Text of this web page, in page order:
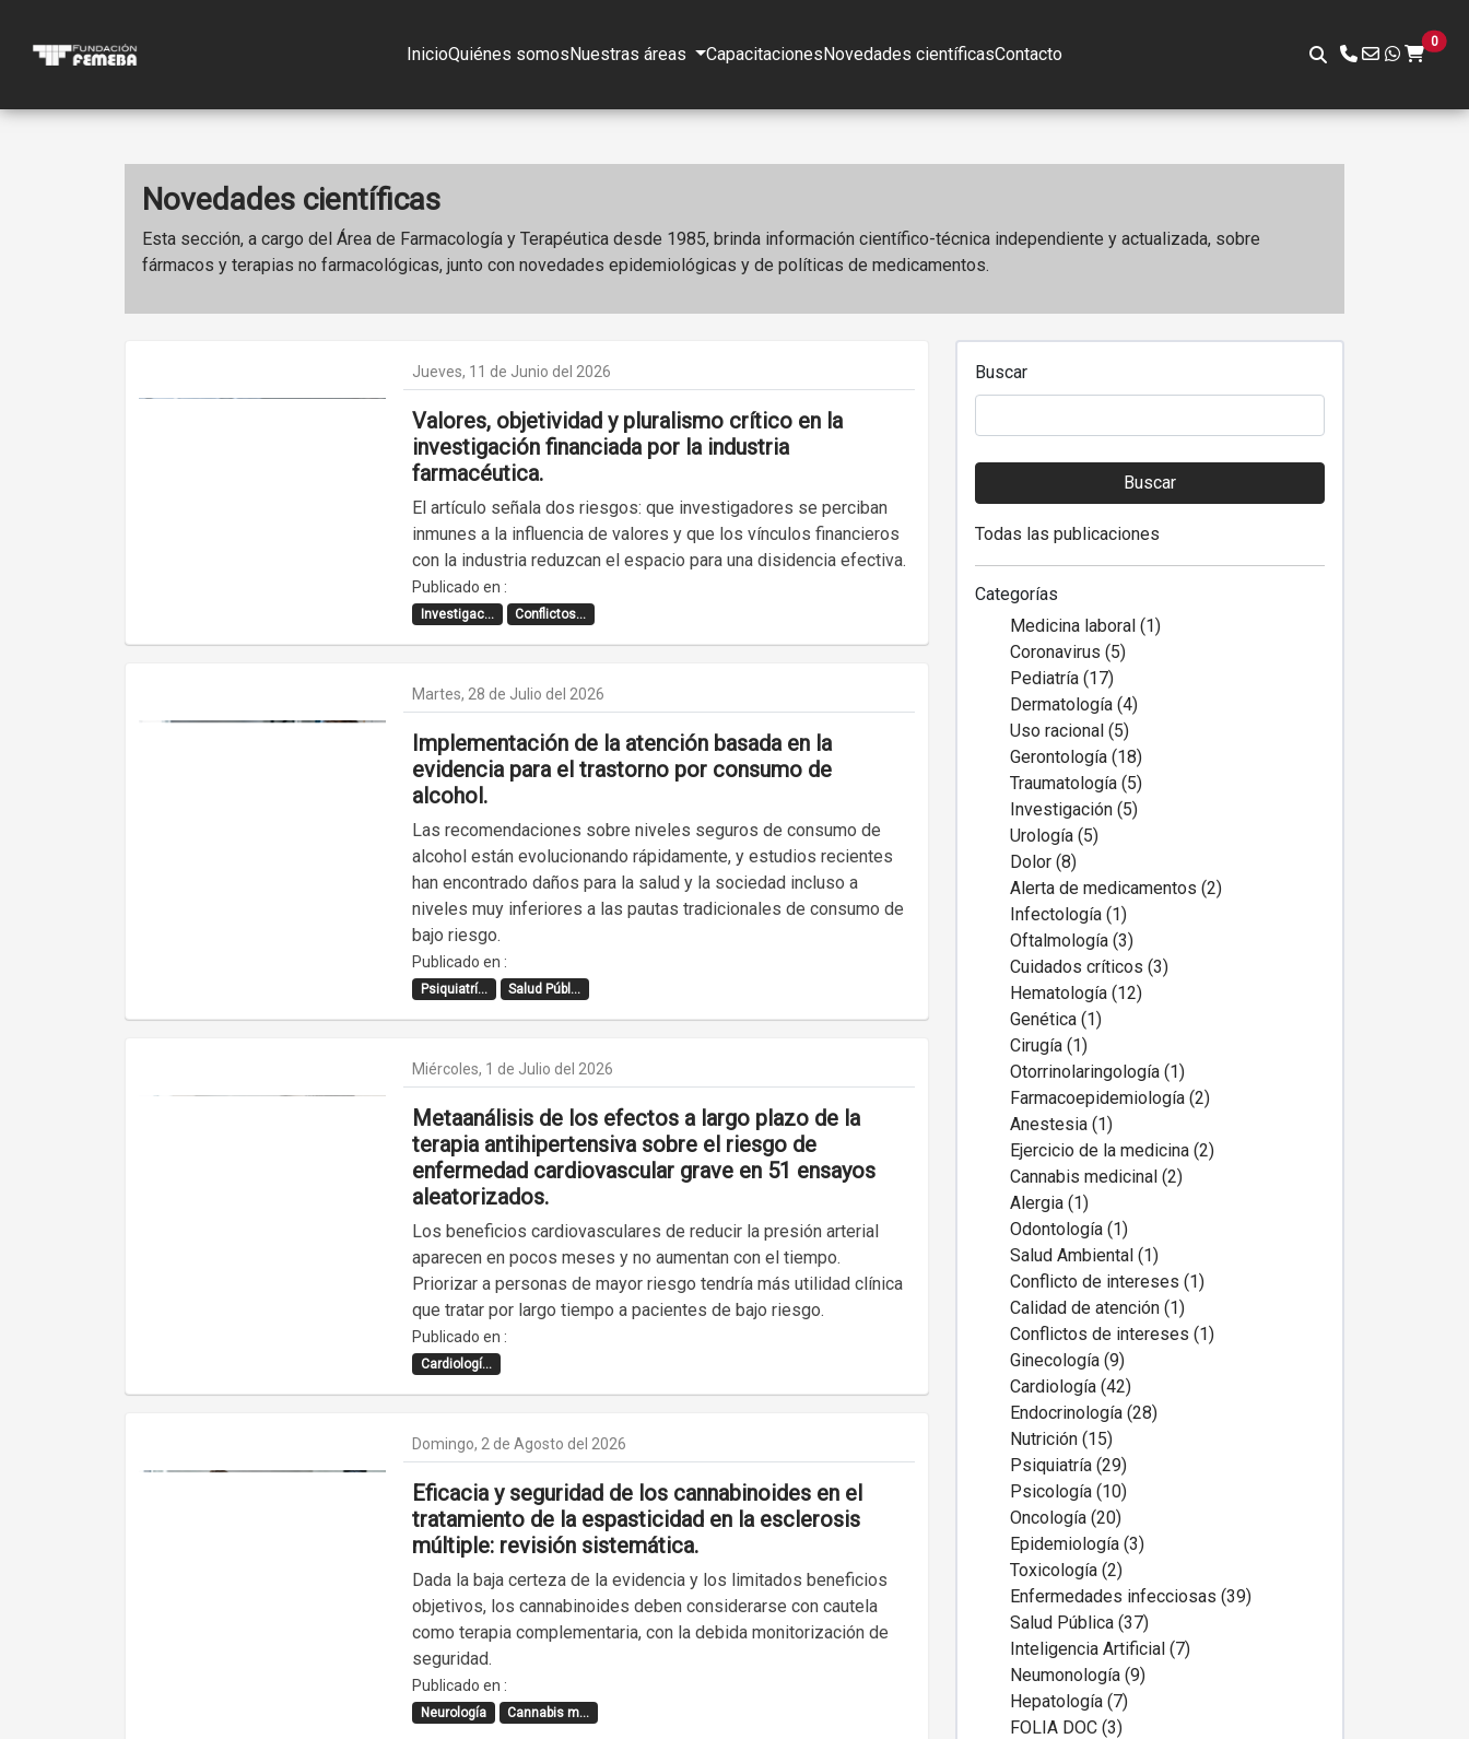
InicioQuiénes somosNuestras áreas CapacitacionesNovedades científicasContacto
0
Novedades científicas
Esta sección, a cargo del Área de Farmacología y Terapéutica desde 1985, brinda información científico-técnica independiente y actualizada, sobre
fármacos y terapias no farmacológicas, junto con novedades epidemiológicas y de políticas de medicamentos.
Jueves, 11 de Junio del 2026
Valores, objetividad y pluralismo crítico en la
investigación financiada por la industria
farmacéutica.
El artículo señala dos riesgos: que investigadores se perciban
inmunes a la influencia de valores y que los vínculos financieros
con la industria reduzcan el espacio para una disidencia efectiva.
Publicado en :
Investigac... Conflictos...
Martes, 28 de Julio del 2026
Implementación de la atención basada en la
evidencia para el trastorno por consumo de
alcohol.
Las recomendaciones sobre niveles seguros de consumo de
alcohol están evolucionando rápidamente, y estudios recientes
han encontrado daños para la salud y la sociedad incluso a
niveles muy inferiores a las pautas tradicionales de consumo de
bajo riesgo.
Publicado en :
Psiquiatrí... Salud Públ...
Miércoles, 1 de Julio del 2026
Metaanálisis de los efectos a largo plazo de la
terapia antihipertensiva sobre el riesgo de
enfermedad cardiovascular grave en 51 ensayos
aleatorizados.
Los beneficios cardiovasculares de reducir la presión arterial
aparecen en pocos meses y no aumentan con el tiempo.
Priorizar a personas de mayor riesgo tendría más utilidad clínica
que tratar por largo tiempo a pacientes de bajo riesgo.
Publicado en :
Cardiologí...
Domingo, 2 de Agosto del 2026
Eficacia y seguridad de los cannabinoides en el
tratamiento de la espasticidad en la esclerosis
múltiple: revisión sistemática.
Dada la baja certeza de la evidencia y los limitados beneficios
objetivos, los cannabinoides deben considerarse con cautela
como terapia complementaria, con la debida monitorización de
seguridad.
Publicado en :
Neurología Cannabis m...
Buscar
Buscar
Todas las publicaciones
Categorías
Medicina laboral (1)
Coronavirus (5)
Pediatría (17)
Dermatología (4)
Uso racional (5)
Gerontología (18)
Traumatología (5)
Investigación (5)
Urología (5)
Dolor (8)
Alerta de medicamentos (2)
Infectología (1)
Oftalmología (3)
Cuidados críticos (3)
Hematología (12)
Genética (1)
Cirugía (1)
Otorrinolaringología (1)
Farmacoepidemiología (2)
Anestesia (1)
Ejercicio de la medicina (2)
Cannabis medicinal (2)
Alergia (1)
Odontología (1)
Salud Ambiental (1)
Conflicto de intereses (1)
Calidad de atención (1)
Conflictos de intereses (1)
Ginecología (9)
Cardiología (42)
Endocrinología (28)
Nutrición (15)
Psiquiatría (29)
Psicología (10)
Oncología (20)
Epidemiología (3)
Toxicología (2)
Enfermedades infecciosas (39)
Salud Pública (37)
Inteligencia Artificial (7)
Neumonología (9)
Hepatología (7)
FOLIA DOC (3)